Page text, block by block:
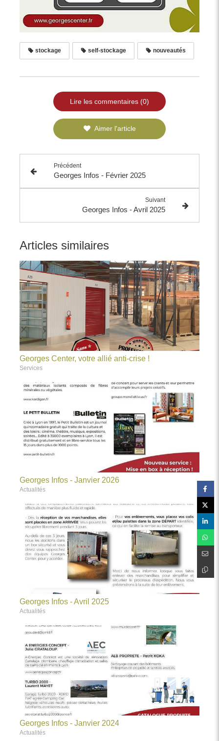
stockage self-stockage nouveautés
Lire les commentaires (0)
Aimer l'article
Précédent
Georges Infos - Février 2025
Suivant
Georges Infos - Avril 2025
Articles similaires
Georges Center, votre allié anti-crise !
Services
Georges Infos - Janvier 2026
Actualités
Georges Infos - Avril 2025
Actualités
Georges Infos - Janvier 2024
Actualités